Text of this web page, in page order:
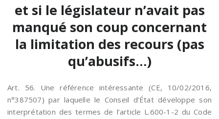
et si le législateur n’avait pas
manqué son coup concernant
la limitation des recours (pas
qu’abusifs…)
Art. 56. Une référence intéressante (CE, 10/02/2016,
n°387507) par laquelle le Conseil d’État développe son
interprétation des termes de l’article L.600-1-2 du Code